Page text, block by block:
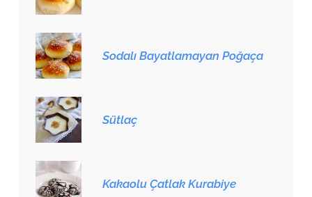
Sodalı Bayatlamayan Poğaça
Sütlaç
Kakaolu Çatlak Kurabiye